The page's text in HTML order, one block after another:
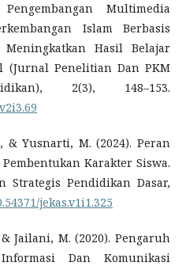
Multimedia
Islam Berbasis
Hasil Belajar
(Jurnal Penelitian Dan PKM
2(3), 148–153.
& Yusnarti, M. (2024). Peran
Karakter Siswa.
Strategis Pendidikan Dasar,
jekas.v1i1.325
Jailani, M. (2020). Pengaruh
Dan Komunikasi